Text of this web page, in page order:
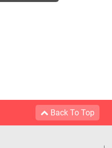
Back To Top